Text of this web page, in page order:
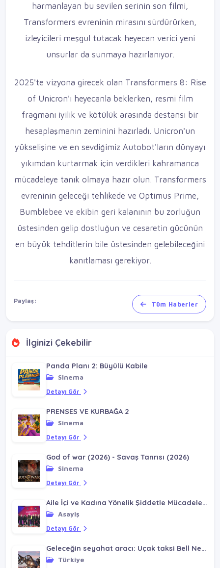
harmanlayan bu sevilen serinin son filmi,
Transformers evreninin mirasını sürdürürken,
izleyicileri meşgul tutacak heyecan verici yeni
unsurlar da sunmaya hazırlanıyor.
2025'te vizyona girecek olan Transformers 8: Rise
of Unicron'ı heyecanla beklerken, resmi film
fragmanı iyilik ve kötülük arasında destansı bir
hesaplaşmanın zeminini hazırladı. Unicron'un
yükselişine ve en sevdiğimiz Autobot'ların dünyayı
yıkımdan kurtarmak için verdikleri kahramanca
mücadeleye tanık olmaya hazır olun. Transformers
evreninin geleceği tehlikede ve Optimus Prime,
Bumblebee ve ekibin geri kalanının bu zorluğun
üstesinden gelip dostluğun ve cesaretin gücünün
en büyük tehditlerin bile üstesinden gelebileceğini
kanıtlaması gerekiyor.
Paylaş: Tüm Haberler
İlginizi Çekebilir
Panda Planı 2: Büyülü Kabile
Sinema
Detayı Gör
PRENSES VE KURBAĞA 2
Sinema
Detayı Gör
God of war (2026) - Savaş Tanrısı (2026)
Sinema
Detayı Gör
Aile İçi ve Kadına Yönelik Şiddetle Mücadele Değerlendirme Toplantısı
Asayiş
Detayı Gör
Geleceğin seyahat aracı: Uçak taksi Bell Nexus
Türkiye